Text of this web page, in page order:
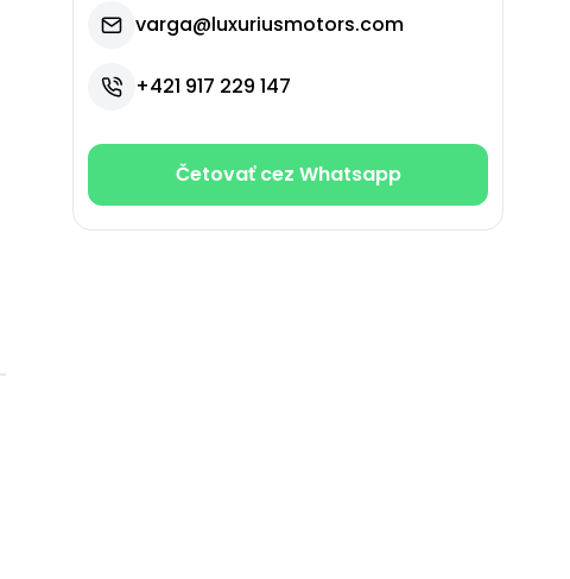
varga@luxuriusmotors.com
+421 917 229 147
Četovať cez Whatsapp